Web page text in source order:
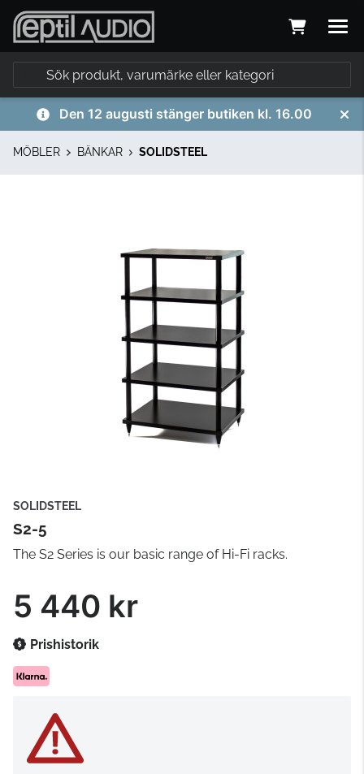
Den 12 augusti stänger butiken kl. 16.00
MÖBLER BÄNKAR SOLIDSTEEL
SOLIDSTEEL
S2-5
The S2 Series is our basic range of Hi-Fi racks.
5 440 kr
Prishistorik